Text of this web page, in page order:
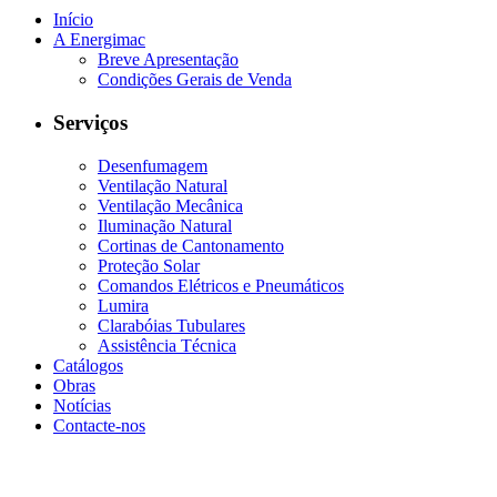
Início
A Energimac
Breve Apresentação
Condições Gerais de Venda
Serviços
Desenfumagem
Ventilação Natural
Ventilação Mecânica
Iluminação Natural
Cortinas de Cantonamento
Proteção Solar
Comandos Elétricos e Pneumáticos
Lumira
Clarabóias Tubulares
Assistência Técnica
Catálogos
Obras
Notícias
Contacte-nos